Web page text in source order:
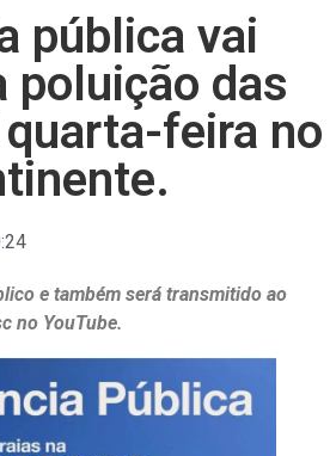
pública vai
poluição das
feira no
e também será transmitido ao
no YouTube.